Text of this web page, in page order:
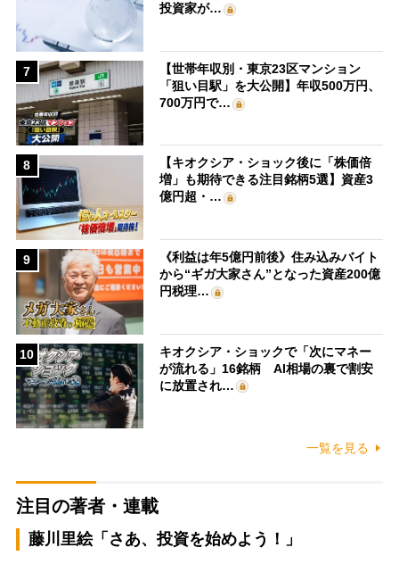
投資家が…
7
【世帯年収別・東京23区マンション
「狙い目駅」を大公開】年収500万円、
700万円で…
8
【キオクシア・ショック後に「株価倍
増」も期待できる注目銘柄5選】資産3
億円超・…
9
《利益は年5億円前後》住み込みバイト
から“ギガ大家さん”となった資産200億
円税理…
10
キオクシア・ショックで「次にマネー
が流れる」16銘柄 AI相場の裏で割安
に放置され…
一覧を見る
注目の著者・連載
藤川里絵「さあ、投資を始めよう！」